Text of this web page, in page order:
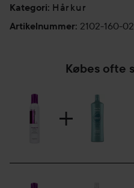
250 ml
Kategori: Hårkur
Artikelnummer: 2102-160-
Købes ofte